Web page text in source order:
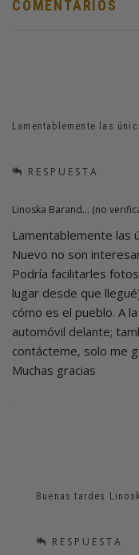
COMENTARIOS
Lamentablemente las
RESPUESTA
Linoska Barand… (no
Lamentablemente las
Nuevo no son
Podría facilitarles
lugar desde que
cómo es el pueblo. A
automóvil delante;
contácteme, solo me
Muchas gracias
Buenas tardes
RESPUESTA